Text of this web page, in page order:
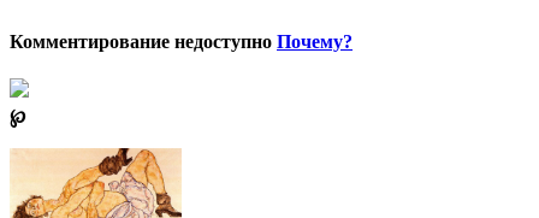
Комментирование недоступно Почему?
℘